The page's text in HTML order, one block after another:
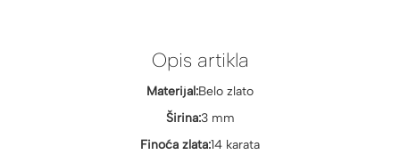
Opis artikla
Materijal:Belo zlato
Širina:3 mm
Finoća zlata:14 karata